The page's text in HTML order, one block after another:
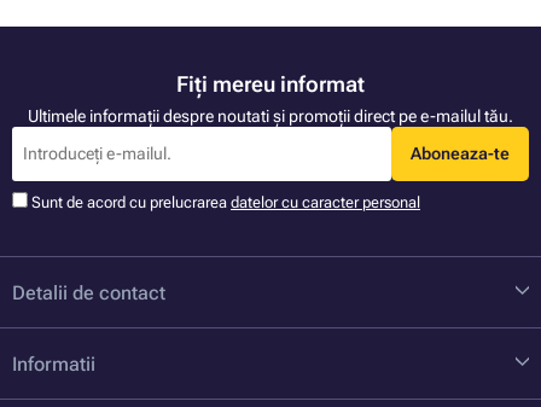
Fiți mereu informat
Ultimele informații despre noutati și promoții direct pe e-mailul tău.
Aboneaza-te
Sunt de acord cu prelucrarea datelor cu caracter personal
Detalii de contact
Informatii